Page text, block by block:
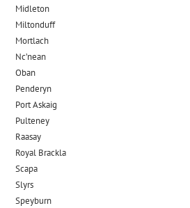
Midleton
Miltonduff
Mortlach
Nc’nean
Oban
Penderyn
Port Askaig
Pulteney
Raasay
Royal Brackla
Scapa
Slyrs
Speyburn